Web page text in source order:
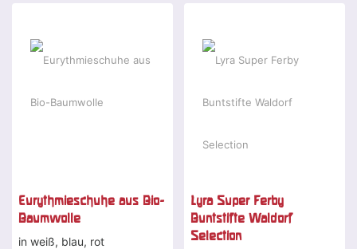
Eurythmieschuhe aus Bio-
Baumwolle
in weiß, blau, rot
Lyra Super Ferby
Buntstifte Waldorf
Selection